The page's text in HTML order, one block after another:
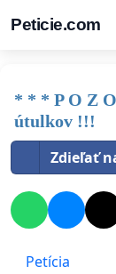
Peticie.com
* * * P O Z
útulkov !!!
Zdieľať
Petícia